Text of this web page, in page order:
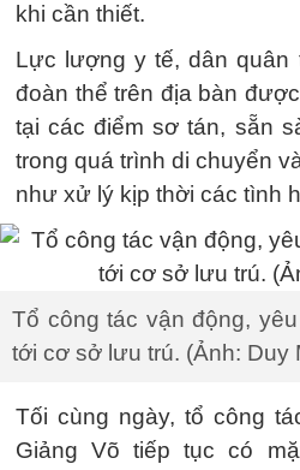
khi cần thiết.
Lực lượng y tế, dân
đoàn thể trên địa bàn
tại các điểm sơ tán, sẵn
trong quá trình di chuyển
như xử lý kịp thời các tình
Tổ công tác vận động,
tới cơ sở lưu trú. (Ảnh: Duy
Tối cùng ngày, tổ công
Giảng Võ tiếp tục có